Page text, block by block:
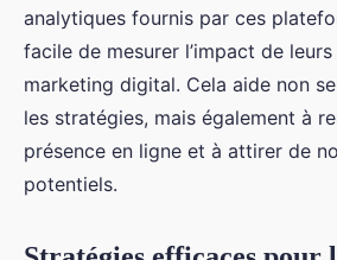
analytiques fournis par ces
facile de mesurer l’impact de
marketing digital. Cela aide non
les stratégies, mais également à
présence en ligne et à attirer de
potentiels.